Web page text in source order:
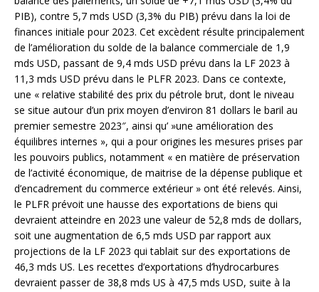
PIB), contre 5,7 mds USD (3,3% du PIB) prévu dans la loi de
finances initiale pour 2023. Cet excèdent résulte principalement
de l’amélioration du solde de la balance commerciale de 1,9
mds USD, passant de 9,4 mds USD prévu dans la LF 2023 à
11,3 mds USD prévu dans le PLFR 2023. Dans ce contexte,
une « relative stabilité des prix du pétrole brut, dont le niveau
se situe autour d’un prix moyen d’environ 81 dollars le baril au
premier semestre 2023″, ainsi qu’ »une amélioration des
équilibres internes », qui a pour origines les mesures prises par
les pouvoirs publics, notamment « en matière de préservation
de l’activité économique, de maitrise de la dépense publique et
d’encadrement du commerce extérieur » ont été relevés. Ainsi,
le PLFR prévoit une hausse des exportations de biens qui
devraient atteindre en 2023 une valeur de 52,8 mds de dollars,
soit une augmentation de 6,5 mds USD par rapport aux
projections de la LF 2023 qui tablait sur des exportations de
46,3 mds US. Les recettes d’exportations d’hydrocarbures
devraient passer de 38,8 mds US à 47,5 mds USD, suite à la